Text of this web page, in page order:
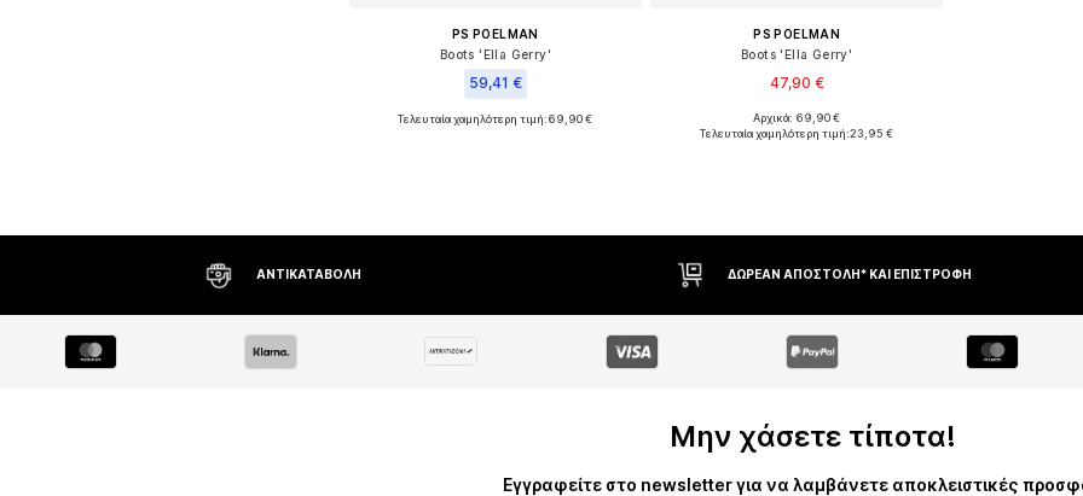
PS POELMAN
Boots 'Ella Gerry'
59,41 €
Διαθέσιμα μεγέθη: 37, 38
Τελευταία χαμηλότερη τιμή:69,90 €
PS POELMAN
Boots 'Ella Gerry'
47,90 €
Διαθέσιμα μεγέθη: 38, 39
Αρχικά: 69,90 €
Τελευταία χαμηλότερη τιμή:23,95 €
ΔΩΡΕΆΝ ΑΠΟΣΤΟΛΉ* ΚΑΙ ΕΠΙΣΤΡΟΦΉ ΔΙΚΑΊΩΜΑ ΕΠΙΣΤΡΟΦΉΣ ΕΝΤΌΣ 30 ΗΜΕΡΏΝ
Μην χάσετε τίποτα!
Εγγραφείτε στο newsletter για να λαμβάνετε αποκλειστικές